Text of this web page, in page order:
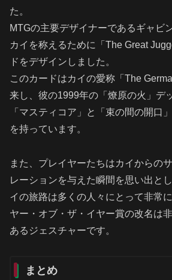
た。
MTGの主要デザイナーであるギャビ
カイを称えるために「The Great
ドをデザインしました。
このカードはカイの愛称「The
来し、彼の1999年の「燎原の火」デ
「マスティコア」と「束の間の開口
を持っています。
また、プレイヤーたちはカイからの
レーションを与えた瞬間を思い出と
イの旅路は多くの人々にとって非常
ヤー・オブ・ザ・イヤー賞の改名は
あるジェスチャーです。
まとめ